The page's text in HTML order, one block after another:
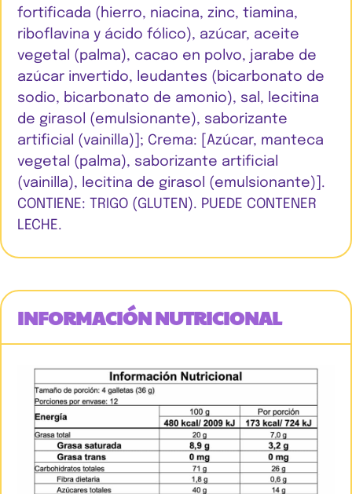
fortificada (hierro, niacina, zinc, tiamina,
riboflavina y ácido fólico), azúcar, aceite
vegetal (palma), cacao en polvo, jarabe de
azúcar invertido, leudantes (bicarbonato de
sodio, bicarbonato de amonio), sal, lecitina
de girasol (emulsionante), saborizante
artificial (vainilla)]; Crema: [Azúcar, manteca
vegetal (palma), saborizante artificial
(vainilla), lecitina de girasol (emulsionante)].
CONTIENE: TRIGO (GLUTEN). PUEDE CONTENER
LECHE.
INFORMACIÓN NUTRICIONAL